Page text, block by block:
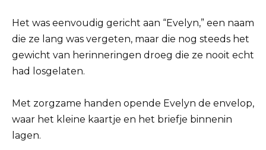
Het was eenvoudig gericht aan “Evelyn,” een naam
die ze lang was vergeten, maar die nog steeds het
gewicht van herinneringen droeg die ze nooit echt
had losgelaten.
Met zorgzame handen opende Evelyn de envelop,
waar het kleine kaartje en het briefje binnenin
lagen.